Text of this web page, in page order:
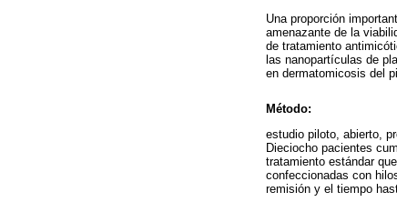
Una proporción
amenazante de la
de tratamiento
las nanopartículas de
en dermatomicosis del
Método:
estudio piloto, abierto,
Dieciocho pacientes
tratamiento estándar
confeccionadas con
remisión y el tiempo